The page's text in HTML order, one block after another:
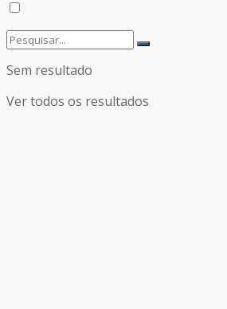
Sem resultado
Ver todos os resultados